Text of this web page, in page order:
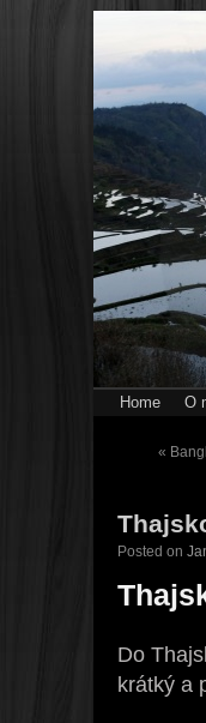
Home O
«
Posted on
Do
krátký a